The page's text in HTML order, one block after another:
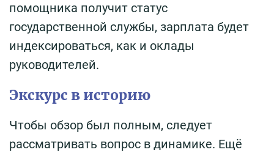
помощника получит статус
государственной службы, зарплата будет
индексироваться, как и оклады
руководителей.
Экскурс в историю
Чтобы обзор был полным, следует
рассматривать вопрос в динамике. Ещё